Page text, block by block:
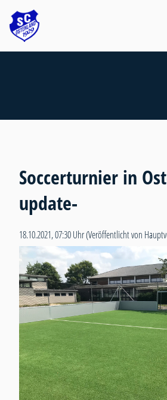
Soccerturnier in
update-
18.10.2021, 07:30 Uhr(Veröffentlicht von